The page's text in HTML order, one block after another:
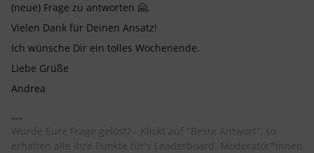
(neue) Frage zu antworten 🤗.
Vielen Dank für Deinen Ansatz!
Ich wünsche Dir ein tolles Wochenende.
Liebe Grüße
Andrea
Wurde Eure Frage gelöst? - Klickt auf "Beste Antwort", so
erhalten alle ihre Punkte für's Leaderboard. Moderator*innen